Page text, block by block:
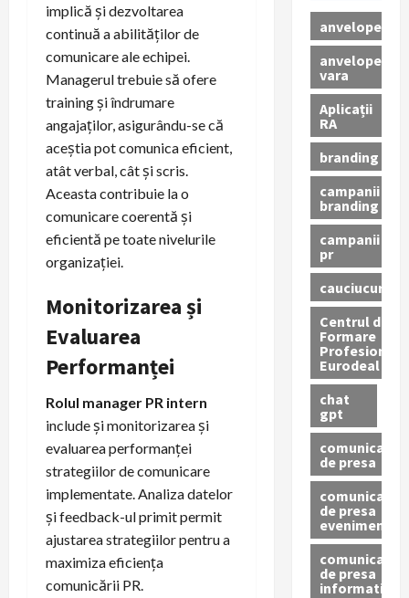
implică și dezvoltarea
continuă a abilităților de
comunicare ale echipei.
Managerul trebuie să ofere
training și îndrumare
angajaților, asigurându-se că
aceștia pot comunica eficient,
atât verbal, cât și scris.
Aceasta contribuie la o
comunicare coerentă și
eficientă pe toate nivelurile
organizației.
Monitorizarea și
Evaluarea
Performanței
Rolul manager PR intern
include și monitorizarea și
evaluarea performanței
strategiilor de comunicare
implementate. Analiza datelor
și feedback-ul primit permit
ajustarea strategiilor pentru a
maximiza eficiența
comunicării PR.
anvelope
anvelope
vara
Aplicații
RA
branding
campanii
branding
campanii
pr
cauciucuri
Centrul de
Formare
Profesionala
Eurodeal
chat
gpt
comunicat
de presa
comunicat
de presa
eveniment
comunicat
de presa
informativ